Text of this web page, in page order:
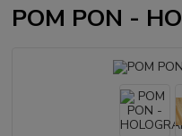
POM PON -